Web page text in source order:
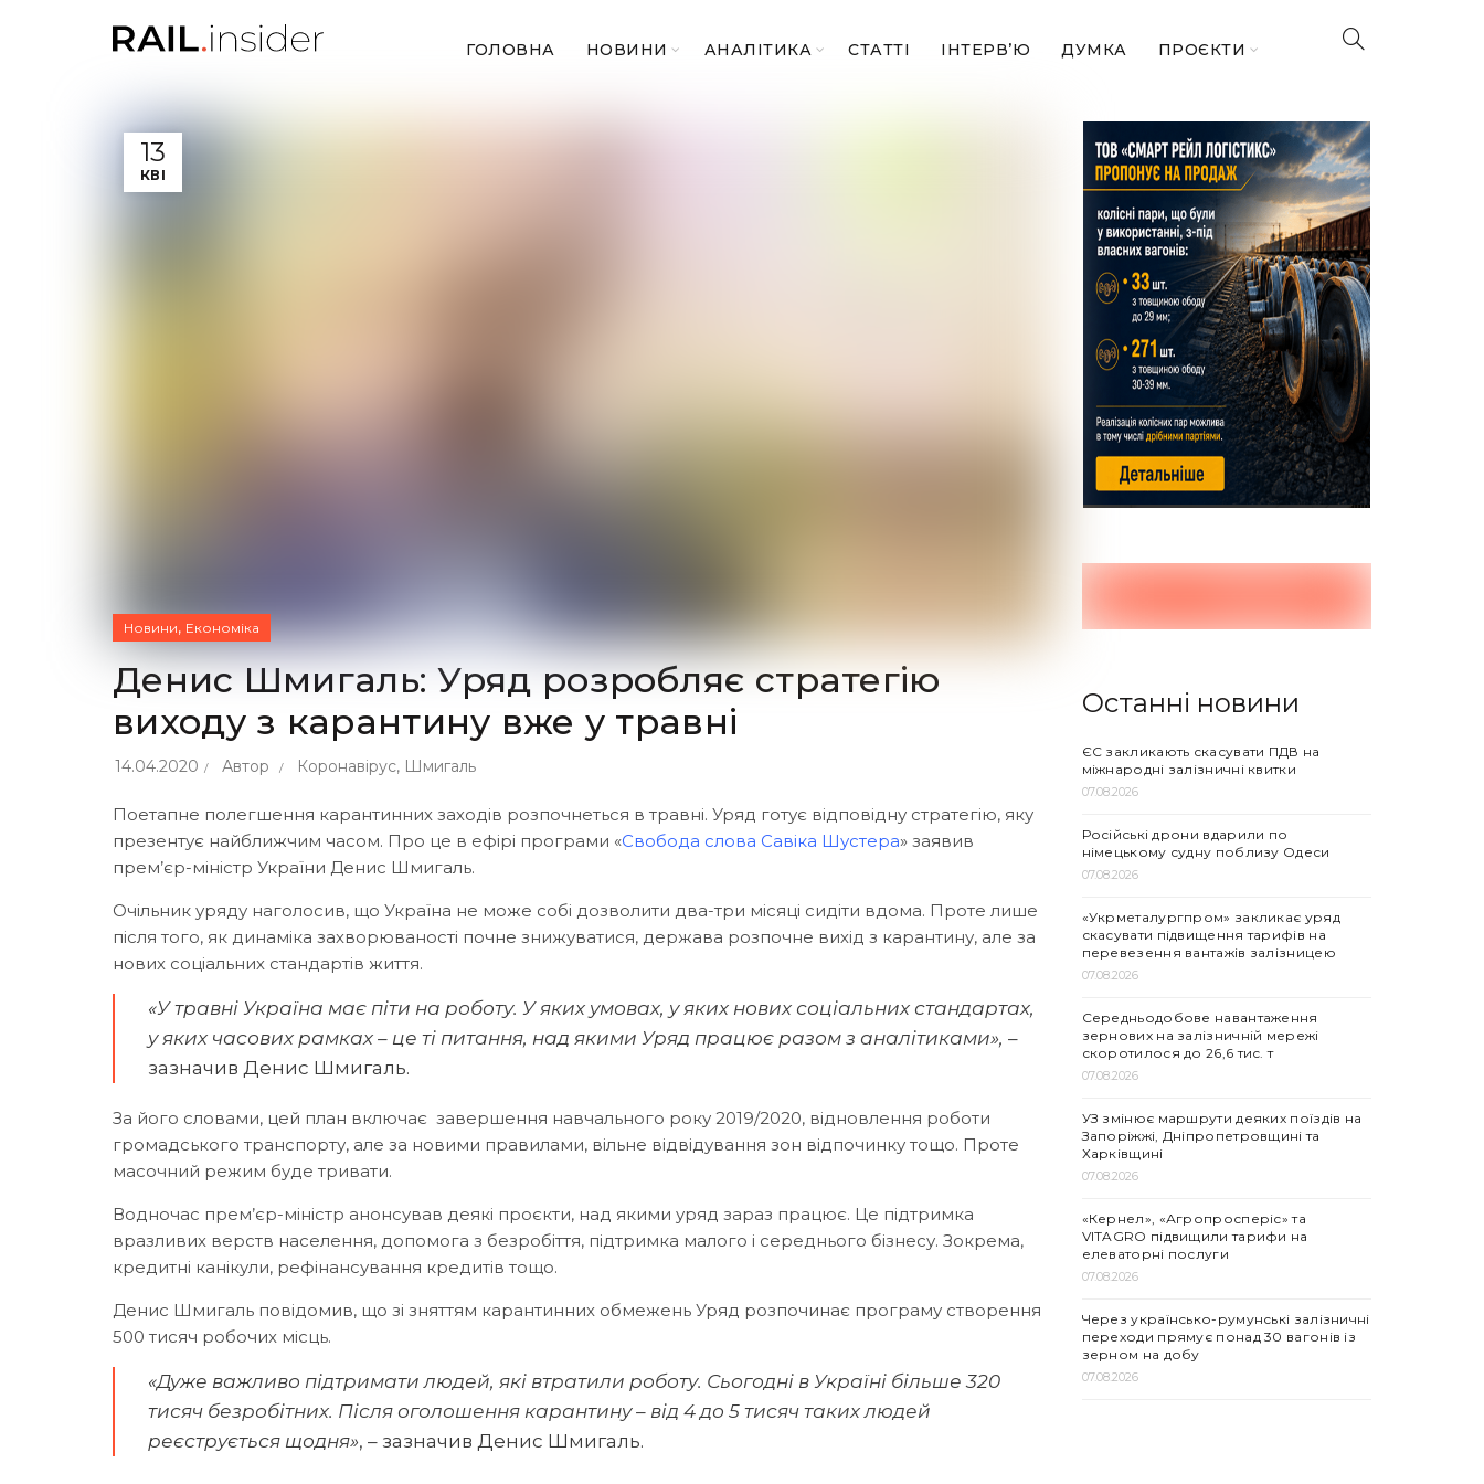
ГОЛОВНА НОВИНИ АНАЛІТИКА СТАТТІ ІНТЕРВ’Ю ДУМКА ПРОЄКТИ
13
КВІ
Новини, Економіка
Денис Шмигаль: Уряд розробляє стратегію
виходу з карантину вже у травні
14.04.2020 Автор Коронавірус, Шмигаль
Поетапне полегшення карантинних заходів розпочнеться в травні. Уряд готує відповідну стратегію, яку
презентує найближчим часом. Про це в ефірі програми «Свобода слова Савіка Шустера» заявив
прем’єр-міністр України Денис Шмигаль.
Очільник уряду наголосив, що Україна не може собі дозволити два-три місяці сидіти вдома. Проте лише
після того, як динаміка захворюваності почне знижуватися, держава розпочне вихід з карантину, але за
нових соціальних стандартів життя.
«У травні Україна має піти на роботу. У яких умовах, у яких нових соціальних стандартах,
у яких часових рамках – це ті питання, над якими Уряд працює разом з аналітиками», –
зазначив Денис Шмигаль.
За його словами, цей план включає завершення навчального року 2019/2020, відновлення роботи
громадського транспорту, але за новими правилами, вільне відвідування зон відпочинку тощо. Проте
масочний режим буде тривати.
Водночас прем’єр-міністр анонсував деякі проєкти, над якими уряд зараз працює. Це підтримка
вразливих верств населення, допомога з безробіття, підтримка малого і середнього бізнесу. Зокрема,
кредитні канікули, рефінансування кредитів тощо.
Денис Шмигаль повідомив, що зі зняттям карантинних обмежень Уряд розпочинає програму створення
500 тисяч робочих місць.
«Дуже важливо підтримати людей, які втратили роботу. Сьогодні в Україні більше 320
тисяч безробітних. Після оголошення карантину – від 4 до 5 тисяч таких людей
реєструється щодня», – зазначив Денис Шмигаль.
Останні новини
ЄС закликають скасувати ПДВ на
міжнародні залізничні квитки
07.08.2026
Російські дрони вдарили по
німецькому судну поблизу Одеси
07.08.2026
«Укрметалургпром» закликає уряд
скасувати підвищення тарифів на
перевезення вантажів залізницею
07.08.2026
Середньодобове навантаження
зернових на залізничній мережі
скоротилося до 26,6 тис. т
07.08.2026
УЗ змінює маршрути деяких поїздів на
Запоріжжі, Дніпропетровщині та
Харківщині
07.08.2026
«Кернел», «Агропросперіс» та
VITAGRO підвищили тарифи на
елеваторні послуги
07.08.2026
Через українсько-румунські залізничні
переходи прямує понад 30 вагонів із
зерном на добу
07.08.2026